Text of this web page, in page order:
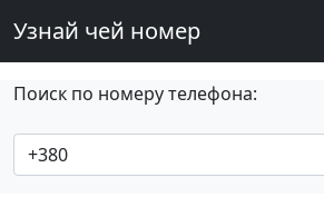
Узнай чей номер
Поиск по номеру телефона: